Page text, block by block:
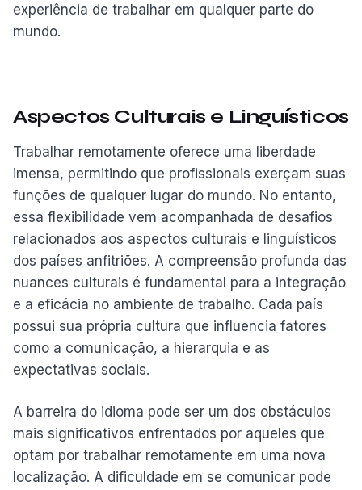
experiência de trabalhar em qualquer parte do
mundo.
Aspectos Culturais e Linguísticos
Trabalhar remotamente oferece uma liberdade
imensa, permitindo que profissionais exerçam suas
funções de qualquer lugar do mundo. No entanto,
essa flexibilidade vem acompanhada de desafios
relacionados aos aspectos culturais e linguísticos
dos países anfitriões. A compreensão profunda das
nuances culturais é fundamental para a integração
e a eficácia no ambiente de trabalho. Cada país
possui sua própria cultura que influencia fatores
como a comunicação, a hierarquia e as
expectativas sociais.
A barreira do idioma pode ser um dos obstáculos
mais significativos enfrentados por aqueles que
optam por trabalhar remotamente em uma nova
localização. A dificuldade em se comunicar pode